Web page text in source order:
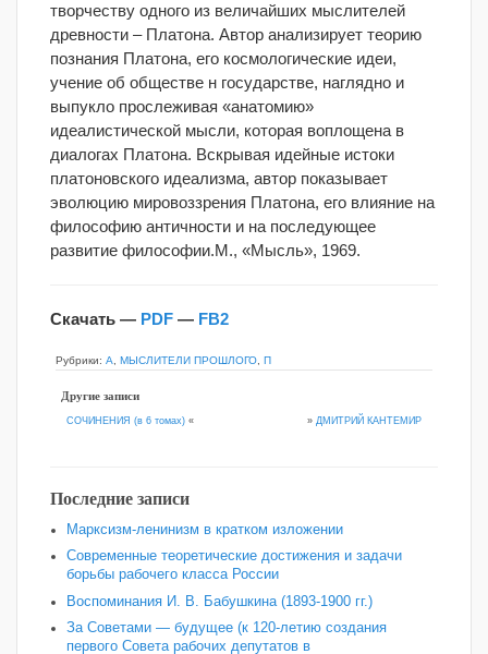
творчеству одного из величайших мыслителей
древности – Платона. Автор анализирует теорию
познания Платона, его космологические идеи,
учение об обществе н государстве, наглядно и
выпукло прослеживая «анатомию»
идеалистической мысли, которая воплощена в
диалогах Платона. Вскрывая идейные истоки
платоновского идеализма, автор показывает
эволюцию мировоззрения Платона, его влияние на
философию античности и на последующее
развитие философии.М., «Мысль», 1969.
Скачать — PDF — FB2
Рубрики: А МЫСЛИТЕЛИ ПРОШЛОГО П
Другие записи
СОЧИНЕНИЯ (в 6 томах) « » ДМИТРИЙ КАНТЕМИР
Последние записи
Марксизм-ленинизм в кратком изложении
Современные теоретические достижения и задачи
борьбы рабочего класса России
Воспоминания И. В. Бабушкина (1893-1900 гг.)
За Советами — будущее (к 120‑летию создания
первого Совета рабочих депутатов в